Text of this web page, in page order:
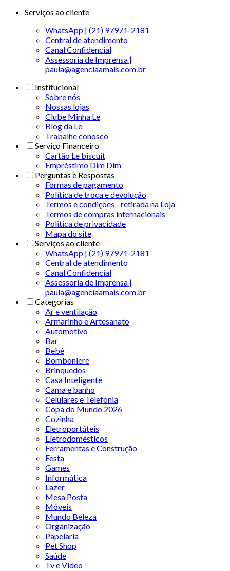
Serviços ao cliente
WhatsApp | (21) 97971-2181
Central de atendimento
Canal Confidencial
Assessoria de Imprensa |
paula@agenciaamais.com.br
Institucional
Sobre nós
Nossas lojas
Clube Minha Le
Blog da Le
Trabalhe conosco
Serviço Financeiro
Cartão Le biscuit
Empréstimo Dim Dim
Perguntas e Respostas
Formas de pagamento
Política de troca e devolução
Termos e condições - retirada na Loja
Termos de compras internacionais
Politica de privacidade
Mapa do site
Serviços ao cliente
WhatsApp | (21) 97971-2181
Central de atendimento
Canal Confidencial
Assessoria de Imprensa |
paula@agenciaamais.com.br
Categorias
Ar e ventilação
Armarinho e Artesanato
Automotivo
Bar
Bebê
Bomboniere
Brinquedos
Casa Inteligente
Cama e banho
Celulares e Telefonia
Copa do Mundo 2026
Cozinha
Eletroportáteis
Eletrodomésticos
Ferramentas e Construção
Festa
Games
Informática
Lazer
Mesa Posta
Móveis
Mundo Beleza
Organização
Papelaria
Pet Shop
Saúde
Tv e Vídeo